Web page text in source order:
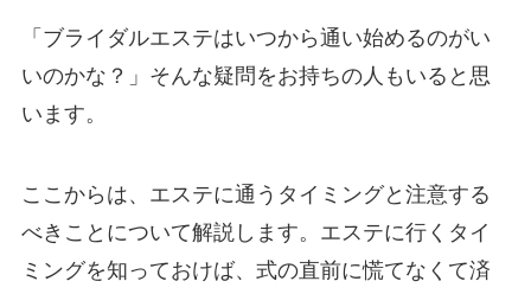
「ブライダルエステはいつから通い始めるのがい
いのかな？」そんな疑問をお持ちの人もいると思
います。
ここからは、エステに通うタイミングと注意する
べきことについて解説します。エステに行くタイ
ミングを知っておけば、式の直前に慌てなくて済